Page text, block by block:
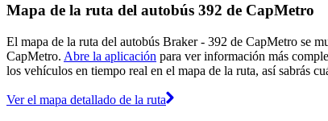
Mapa de la ruta del autobús 392 de CapMetro
El mapa de la ruta del autobús Braker - 392 de CapMetro se
CapMetro. Abre la aplicación para ver información más
los vehículos en tiempo real en el mapa de la ruta, así sabrás
Ver el mapa detallado de la ruta